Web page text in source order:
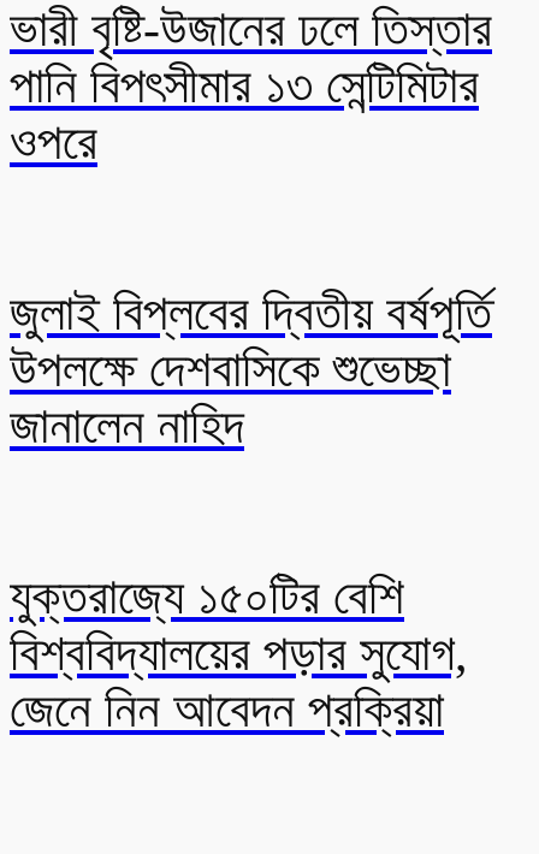
ভারী বৃষ্টি-উজানের ঢলে তিস্তার
পানি বিপৎসীমার ১৩ সেন্টিমিটার
ওপরে
জুলাই বিপ্লবের দ্বিতীয় বর্ষপূর্তি
উপলক্ষে দেশবাসিকে শুভেচ্ছা
জানালেন নাহিদ
যুক্তরাজ্যে ১৫০টির বেশি
বিশ্ববিদ্যালয়ের পড়ার সুযোগ,
জেনে নিন আবেদন প্রক্রিয়া